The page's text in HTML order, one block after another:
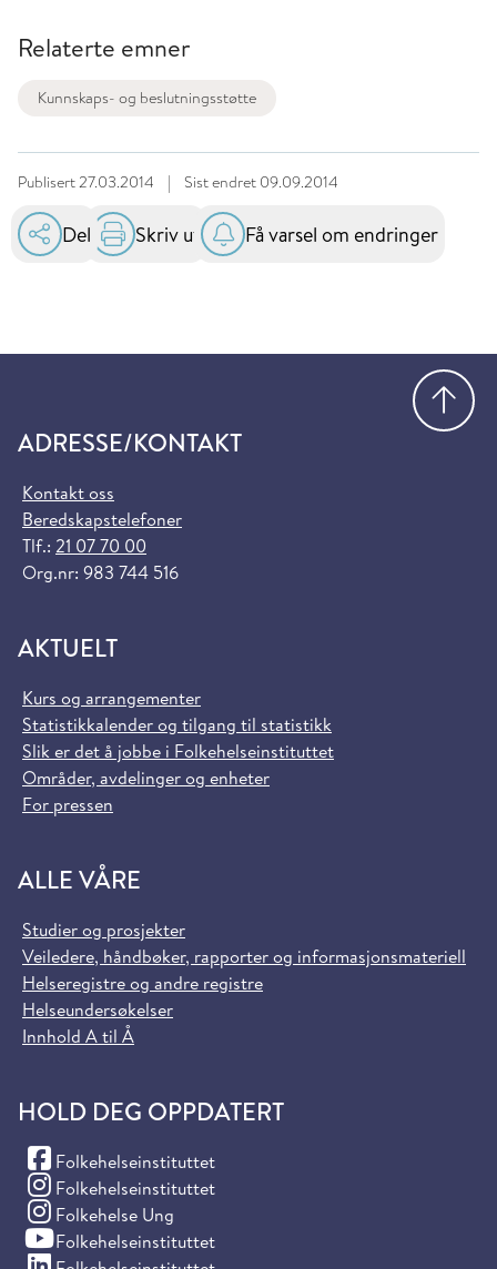
Relaterte emner
Kunnskaps- og beslutningsstøtte
Publisert27.03.2014 | Sist endret 09.09.2014
Del Skriv ut Få varsel om endringer
ADRESSE/KONTAKT
Kontakt oss
Beredskapstelefoner
Tlf.: 21 07 70 00
Org.nr: 983 744 516
AKTUELT
Kurs og arrangementer
Statistikkalender og tilgang til statistikk
Slik er det å jobbe i Folkehelseinstituttet
Områder, avdelinger og enheter
For pressen
ALLE VÅRE
Studier og prosjekter
Veiledere, håndbøker, rapporter og informasjonsmateriell
Helseregistre og andre registre
Helseundersøkelser
Innhold A til Å
HOLD DEG OPPDATERT
Folkehelseinstituttet
(Facebook)
Folkehelseinstituttet
(Instagram)
Folkehelse Ung
(Instagram)
Folkehelseinstituttet
(YouTube)